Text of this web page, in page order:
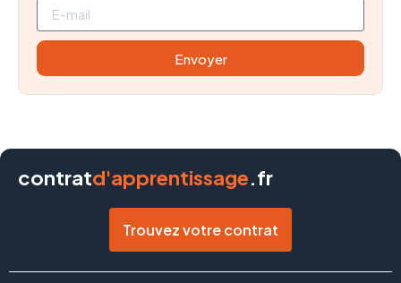
Envoyer
contratd'apprentissage.fr
Trouvez votre contrat